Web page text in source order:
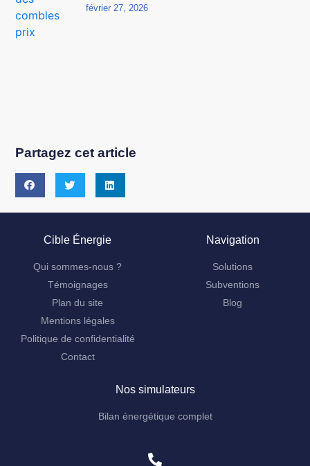
février 27, 2026
Partagez cet article
Cible Énergie
Qui sommes-nous ?
Témoignages
Plan du site
Mentions légales
Politique de confidentialité
Contact
Navigation
Solutions
Subventions
Blog
Nos simulateurs
Bilan énergétique complet